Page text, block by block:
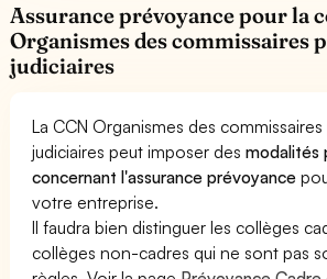
Assurance prévoyance pour la
Organismes des commissaires
judiciaires
La CCN Organismes des commissaires
judiciaires peut imposer desmodalités
concernant l'assurance prévoyance
votre entreprise.
Il faudra bien distinguer les collèges
collèges non-cadres qui ne sont pas